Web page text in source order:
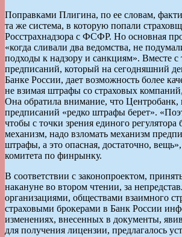
Поправками Плигина, по ее словам,
та же система, в которую попали
Росстрахнадзора с ФСФР. Но основная
«когда сливали два ведомства, не
подходы к надзору и санкциям». Вместе с
предписаний, который на сегодняшний
Банке России, дает возможность более
не взимая штрафы со страховых
Она обратила внимание, что Центробанк,
предписаний «редко штрафы берет».
чтобы с точки зрения единого
механизм, надо взломать механизм
штрафы, а это опасная, достаточно,
комитета по финрынку.
В соответствии с законопроектом,
накануне во втором чтении, за
организациями, обществами взаимного
страховыми брокерами в Банк России
изменениях, внесенных в документы,
для получения лицензии, предлагалось